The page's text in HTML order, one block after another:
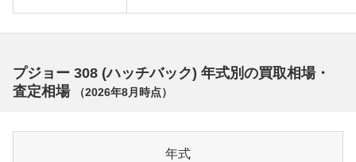
プジョー 308 (ハッチバック) 年式別の買取相場・
査定相場
（2026年8月 時点）
年式